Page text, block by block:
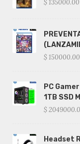
$ 135000.00
$ 150000.00
PC
1TB SSD
$
Headset